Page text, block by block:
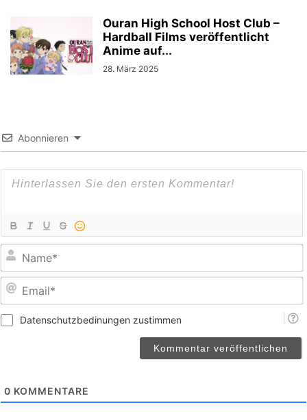
Ouran High School Host Club –
Hardball Films veröffentlicht
Anime auf...
28. März 2025
Abonnieren
Datenschutzbedinungen zustimmen
0 KOMMENTARE